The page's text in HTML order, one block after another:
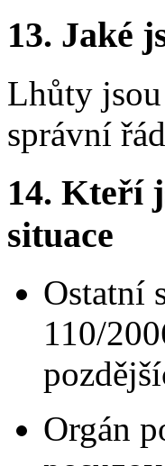
13. Jaké
Lhůty jsou
správní
14. Kteří
situace
Ostatní
110/
Orgán